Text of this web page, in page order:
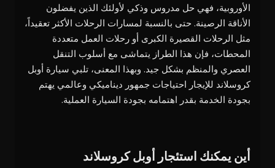
الأوروبية، فهي حل مدروس وذكي لأولئك الذين يفضلون
الأناقة الرصينة. حتى بالنسبة لمسارات الرحلات الأكثر تعقيداً،
مثل الرحلات القصيرة الكبرى أو رحلات العمل متعددة
المحطات، فإن هذا الطراز يتماشى مع أسلوب التنقل
العصري والمنظم بشكل جيد. وبهذا المعنى، تلبي سيارة أوبل
كروسلاند للإيجار احتياجات جمهور ديناميكي وعالمي يهتم
بجودة الخدمة بقدر اهتمامه بجودة السيارة العملية.
أين يمكنك استئجار أوبل كروسلاند